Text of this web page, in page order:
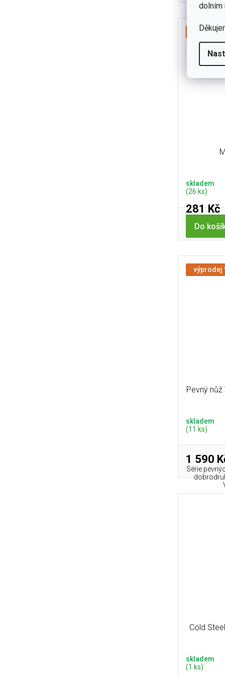
dolním
zlevněno
skladem
(26 ks)
281 Kč
Do
výprodej
Pevný nůž
skladem
(11 ks)
1 590
Série
Cold
skladem
(1 ks)